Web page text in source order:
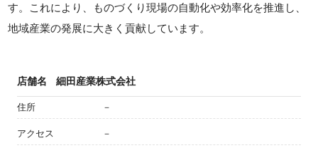
す。これにより、ものづくり現場の自動化や効率化を推進し、
地域産業の発展に大きく貢献しています。
店舗名 細田産業株式会社
住所 －
アクセス －